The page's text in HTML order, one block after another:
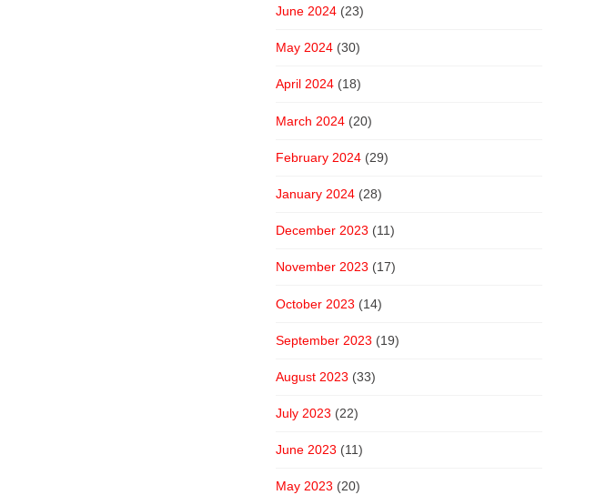
June 2024 (23)
May 2024 (30)
April 2024 (18)
March 2024 (20)
February 2024 (29)
January 2024 (28)
December 2023 (11)
November 2023 (17)
October 2023 (14)
September 2023 (19)
August 2023 (33)
July 2023 (22)
June 2023 (11)
May 2023 (20)